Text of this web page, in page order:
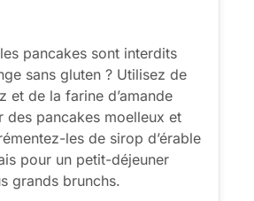
pancakes sont interdits
sans gluten ? Utilisez de
et de la farine d’amande
des pancakes moelleux et
les de sirop d’érable
pour un petit-déjeuner
grands brunchs.